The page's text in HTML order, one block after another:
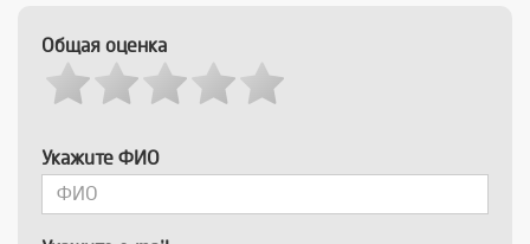
Общая оценка
Укажите ФИО